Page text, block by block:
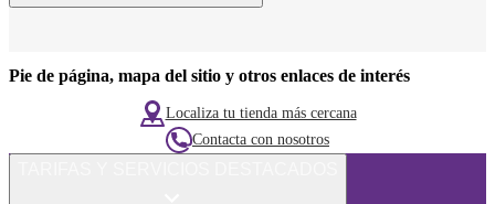
Pie de página, mapa del sitio y otros enlaces de interés
Localiza tu tienda más cercana
Contacta con nosotros